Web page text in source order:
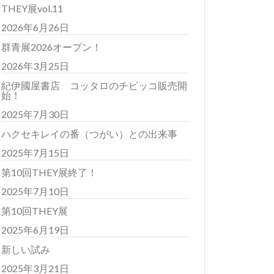
THEY展vol.11
2026年6月26日
群青展2026オープン！
2026年3月25日
紀伊國屋書店 コッタロのチビッコ販売開
始！
2025年7月30日
ハクセキレイの番（つがい）との出来事
2025年7月15日
第10回THEY展終了！
2025年7月10日
第10回THEY展
2025年6月19日
新しい試み
2025年3月21日